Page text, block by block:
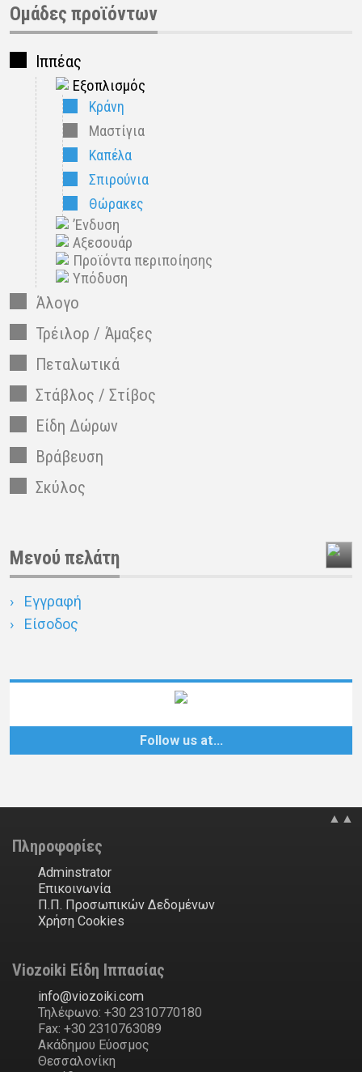
Ομάδες προϊόντων
Ιππέας
Εξοπλισμός
Κράνη
Μαστίγια
Καπέλα
Σπιρούνια
Θώρακες
’Ενδυση
Αξεσουάρ
Προϊόντα περιποίησης
Υπόδυση
Άλογο
Τρέιλορ / Άμαξες
Πεταλωτικά
Στάβλος / Στίβος
Είδη Δώρων
Βράβευση
Σκύλος
Μενού πελάτη
Εγγραφή
Είσοδος
Follow us at…
▲▲
Πληροφορίες
Adminstrator
Επικοινωνία
Π.Π. Προσωπικών Δεδομένων
Χρήση Cookies
Viozoiki Είδη Ιππασίας
moc
.
ikiozoiv
@
ofni
Τηλέφωνο: +30 2310770180
Fax: +30 2310763089
Ακάδημου Εύοσμος
Θεσσαλονίκη